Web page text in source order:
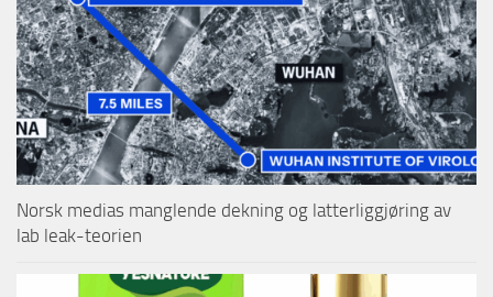
Norsk medias manglende dekning og latterliggjøring av
lab leak-teorien